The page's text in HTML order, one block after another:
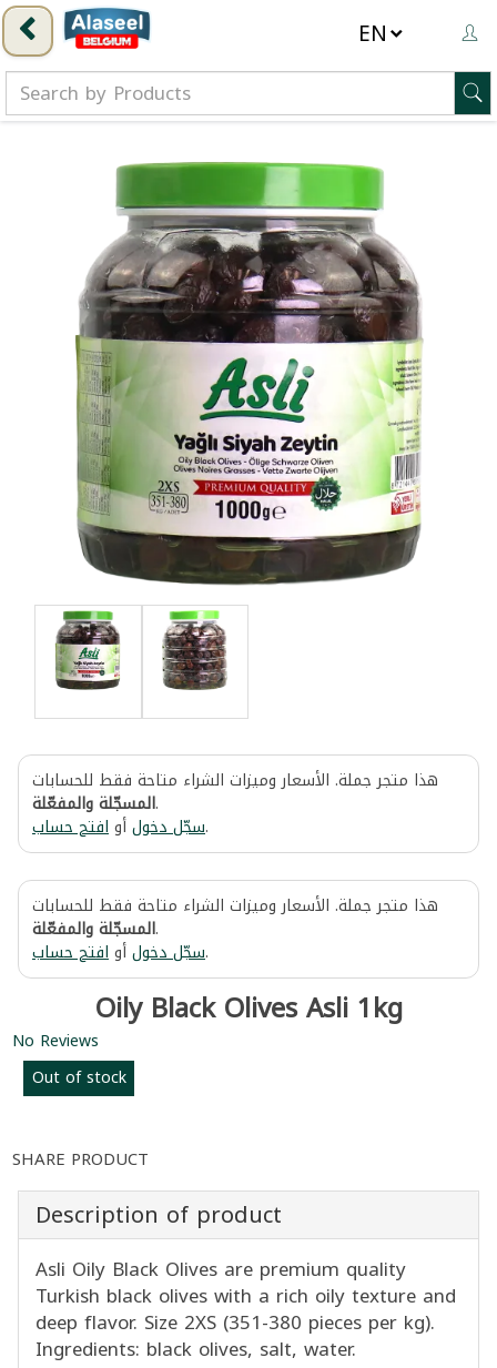
هذا متجر جملة. الأسعار وميزات الشراء متاحة فقط للحسابات
المسجّلة والمفعّلة.
سجّل دخولأوافتح حساب .
هذا متجر جملة. الأسعار وميزات الشراء متاحة فقط للحسابات
المسجّلة والمفعّلة.
سجّل دخولأوافتح حساب .
Oily Black Olives Asli 1kg
No Reviews
Out of stock
SHARE PRODUCT
Description of product
Asli Oily Black Olives are premium quality
Turkish black olives with a rich oily texture and
deep flavor. Size 2XS (351-380 pieces per kg).
Ingredients: black olives, salt, water.